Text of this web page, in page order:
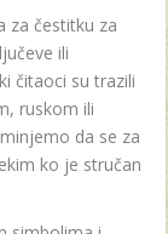
za čestitku za
ili
čitaoci su trazili
ruskom ili
da se za
ko je stručan